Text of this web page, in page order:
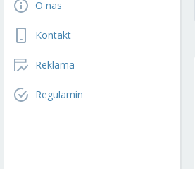
O nas
Kontakt
Reklama
Regulamin